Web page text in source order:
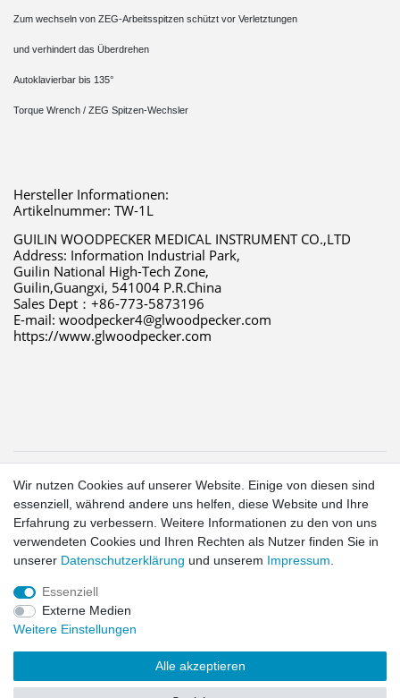
Zum wechseln von ZEG-Arbeitsspitzen schützt vor Verletztungen
und verhindert das Überdrehen
Autoklavierbar bis 135°
Torque Wrench / ZEG Spitzen-Wechsler
Hersteller Informationen:
Artikelnummer: TW-1L
GUILIN WOODPECKER MEDICAL INSTRUMENT CO.,LTD
Address: Information Industrial Park,
Guilin National High-Tech Zone,
Guilin,Guangxi, 541004 P.R.China
Sales Dept：+86-773-5873196
E-mail: woodpecker4@glwoodpecker.com
https://www.glwoodpecker.com
1Gilt für Lieferungen in folgendes Land: Deutschland.
Lieferzeiten für andere Länder und Informationen zur
Berechnung des Liefertermins siehe hier:Liefer- und
Zahlungsbedingungen
2exkl. MwSt.
Widerrufs­recht Widerrufs­formular
erklärung
© Copyright 2026 | Alle Rechte vorbehalten.
Wir nutzen Cookies auf unserer Website. Einige von diesen sind
essenziell, während andere uns helfen, diese Website und Ihre
Erfahrung zu verbessern. Weitere Informationen zu den von uns
verwendeten Cookies und Ihren Rechten als Nutzer finden Sie in
unserer Daten­schutz­erklärung und unserem Impressum
Essenziell
Externe Medien
Weitere Einstellungen
Alle akzeptieren